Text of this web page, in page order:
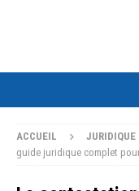
ACCUEIL JURIDIQUE
guide juridique complet